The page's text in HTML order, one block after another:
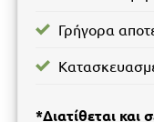
Γρήγορα
*Διατίθεται και